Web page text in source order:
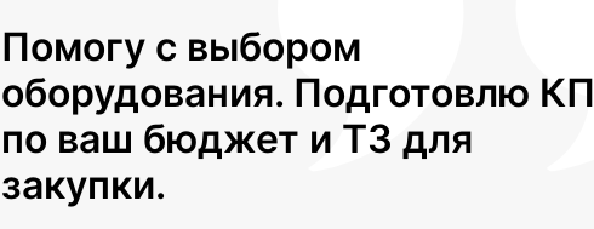
Помогу с выбором
оборудования. Подготовлю КП
по ваш бюджет и ТЗ для
закупки.